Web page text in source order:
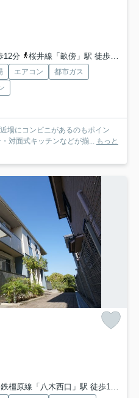
12分
桜井線「畝傍」駅 徒歩16分
エアコン
都市ガス
場にコンビニがあるのもポイン
対面式キッチンなどが揃... もっと
橿原線「八木西口」駅 徒歩13分